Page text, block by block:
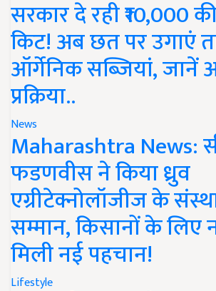
सरकार दे रही ₹10,000
किट! अब छत पर उगाएं
ऑर्गेनिक सब्जियां,
प्रक्रिया..
News
Maharashtra News:
फडणवीस ने किया ध्रुव
एग्रीटेक्नोलॉजीज के
सम्मान, किसानों के लिए
मिली नई पहचान!
Lifestyle